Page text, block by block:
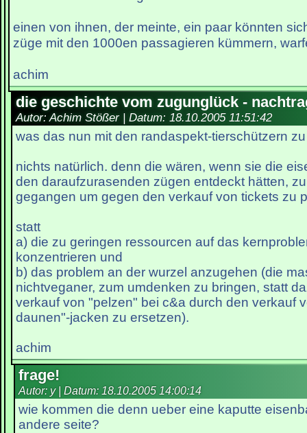
einen von ihnen, der meinte, ein paar könnten
züge mit den 1000en passagieren kümmern,
achim
die geschichte vom zugunglück -
Autor: Achim Stößer | Datum: 18.10.2005 11:51:42
was das nun mit den randaspekt-tierschützern
nichts natürlich. denn die wären, wenn sie die
den daraufzurasenden zügen entdeckt hätten,
gegangen um gegen den verkauf von tickets zu
statt
a) die zu geringen ressourcen auf das
konzentrieren und
b) das problem an der wurzel anzugehen (die
nichtveganer, zum umdenken zu bringen, statt
verkauf von "pelzen" bei c&a durch den verkauf
daunen"-jacken zu ersetzen).
achim
frage!
Autor: y | Datum: 18.10.2005 14:00:14
wie kommen die denn ueber eine kaputte
andere seite?